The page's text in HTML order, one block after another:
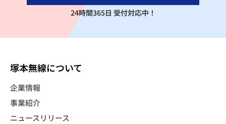
24時間365日 受付対応中！
塚本無線について
企業情報
事業紹介
ニュースリリース